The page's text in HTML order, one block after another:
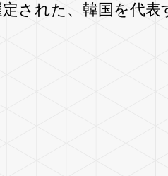
された、韓国を代